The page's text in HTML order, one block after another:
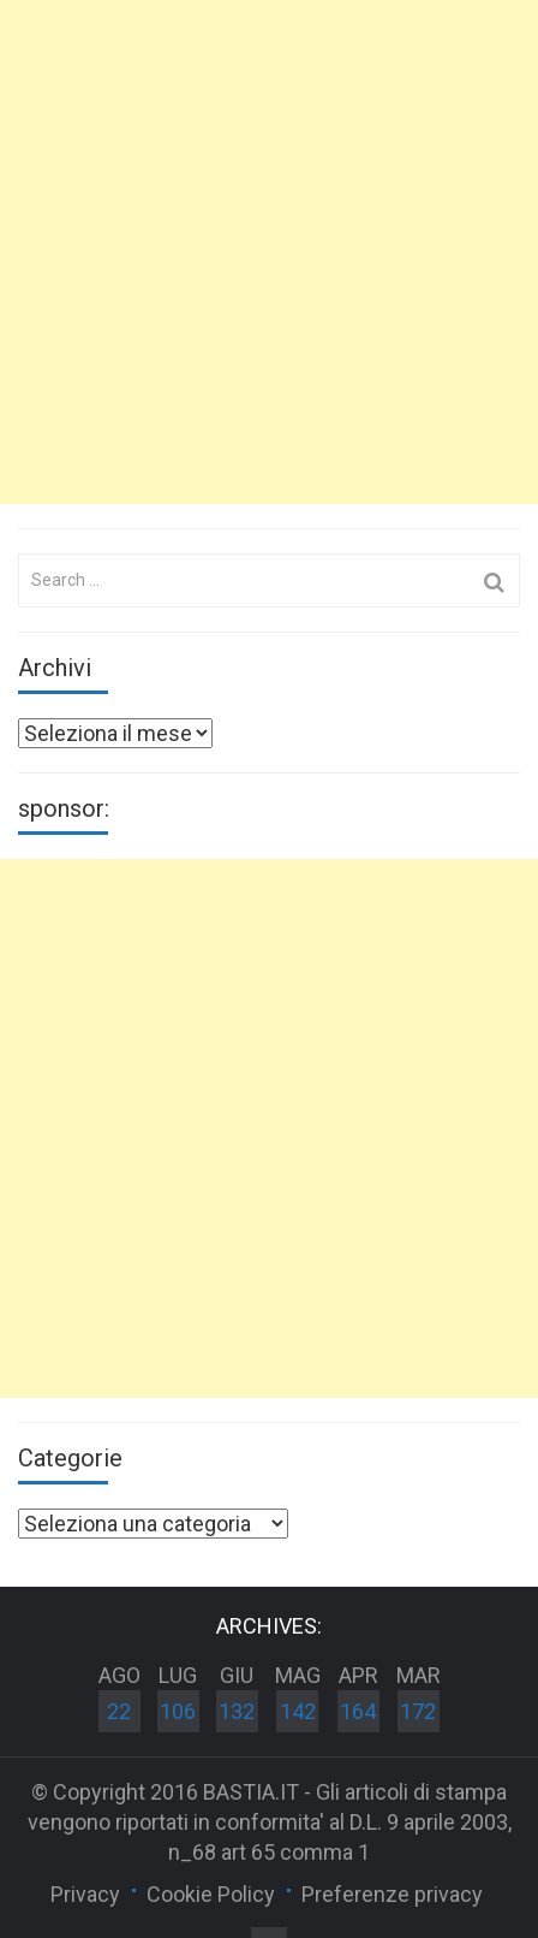
Search
Archivi
Archivi
sponsor:
Categorie
Categorie
ARCHIVES:
AGO
22
LUG
106
GIU
132
MAG
142
APR
164
MAR
172
© Copyright 2016 BASTIA.IT - Gli articoli di stampa
vengono riportati in conformita' al D.L. 9 aprile 2003,
n_68 art 65 comma 1
Privacy
Cookie Policy Preferenze privacy